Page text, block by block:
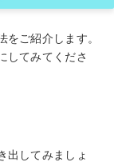
ご紹介します。
してみてくださ
出してみましょ